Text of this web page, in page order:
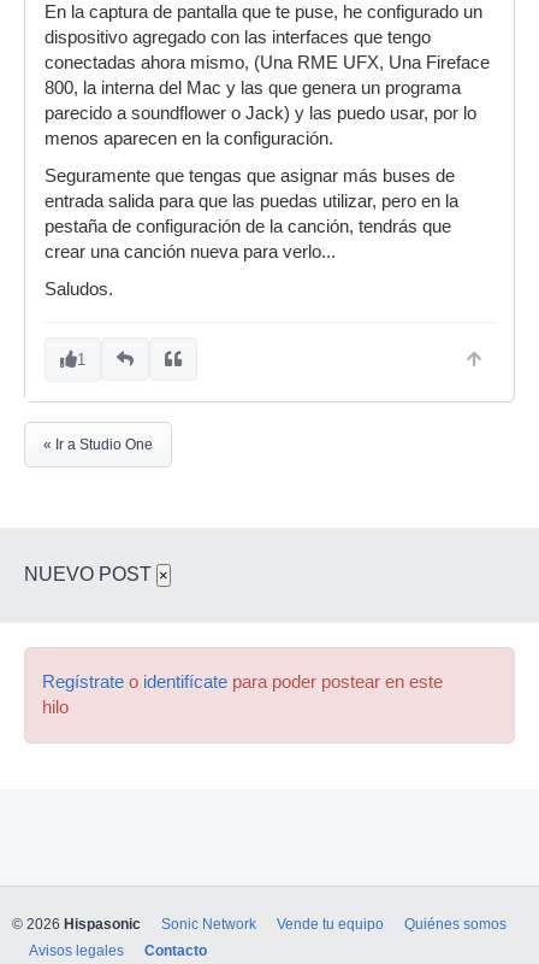
En la captura de pantalla que te puse, he configurado un
dispositivo agregado con las interfaces que tengo
conectadas ahora mismo, (Una RME UFX, Una Fireface
800, la interna del Mac y las que genera un programa
parecido a soundflower o Jack) y las puedo usar, por lo
menos aparecen en la configuración.
Seguramente que tengas que asignar más buses de
entrada salida para que las puedas utilizar, pero en la
pestaña de configuración de la canción, tendrás que
crear una canción nueva para verlo...
Saludos.
1
« Ir a Studio One
NUEVO POST ×
Regístrate o identifícate para poder postear en este
hilo
© 2026 Hispasonic Sonic Network Vende tu equipo
Quiénes somos
Avisos legales
Contacto